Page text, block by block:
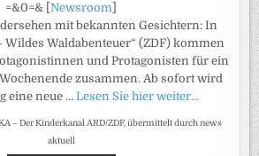
=&0=& [ Newsroom
mit bekannten Gesichtern: In
Wildes Waldabenteuer“ (ZDF) kommen
und Protagonisten für ein
zusammen. Ab sofort wird
eine neue … Lesen Sie hier weiter…
– Der Kinderkanal ARD/ZDF, übermittelt durch news
aktuell